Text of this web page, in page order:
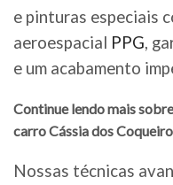
e pinturas especiais
aeroespacial PPG,
e um acabamento
Continue lendo mais
carro Cássia dos
Nossas técnicas